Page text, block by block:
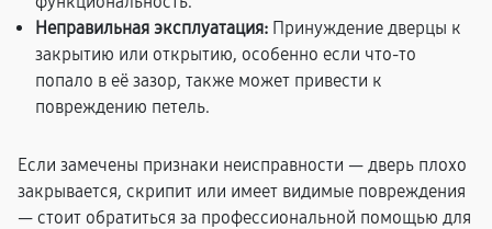
Неправильная эксплуатация: Принуждение дверцы к
закрытию или открытию, особенно если что-то
попало в её зазор, также может привести к
повреждению петель.
Если замечены признаки неисправности — дверь плохо
закрывается, скрипит или имеет видимые повреждения
— стоит обратиться за профессиональной помощью для